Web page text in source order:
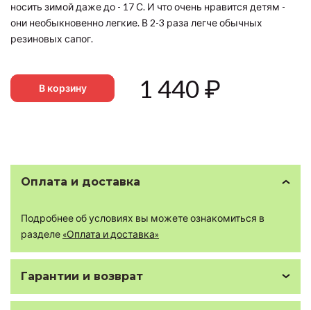
носить зимой даже до - 17 С. И что очень нравится детям -
они необыкновенно легкие. В 2-3 раза легче обычных
резиновых сапог.
В корзину 1 440₽
Оплата и доставка
Подробнее об условиях вы можете ознакомиться в
разделе «Оплата и доставка»
Гарантии и возврат